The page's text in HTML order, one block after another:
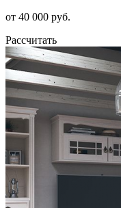
от 40 000 руб.
Рассчитать